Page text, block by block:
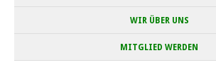
WIR ÜBER UNS
MITGLIED WERDEN